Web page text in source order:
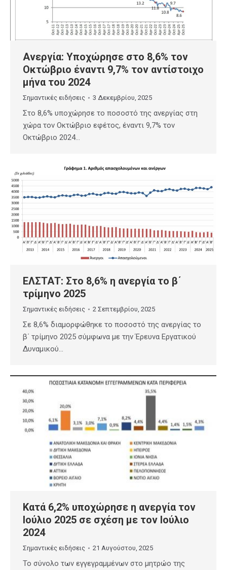
Ανεργία: Υποχώρησε στο 8,6% τον
Οκτώβριο έναντι 9,7% τον αντίστοιχο
μήνα του 2024
Σημαντικές ειδήσεις 3 Δεκεμβρίου, 2025
Στο 8,6% υποχώρησε το ποσοστό της ανεργίας στη
χώρα τον Οκτώβριο εφέτος, έναντι 9,7% τον
Οκτώβριο 2024…
ΕΛΣΤΑΤ: Στο 8,6% η ανεργία το β΄
τρίμηνο 2025
Σημαντικές ειδήσεις 2 Σεπτεμβρίου, 2025
Σε 8,6% διαμορφώθηκε το ποσοστό της ανεργίας το
β΄ τρίμηνο 2025 σύμφωνα με την Έρευνα Εργατικού
Δυναμικού…
Κατά 6,2% υποχώρησε η ανεργία τον
Ιούλιο 2025 σε σχέση με τον Ιούλιο
2024
Σημαντικές ειδήσεις 21 Αυγούστου, 2025
Το σύνολο των εγγεγραμμένων στο μητρώο της